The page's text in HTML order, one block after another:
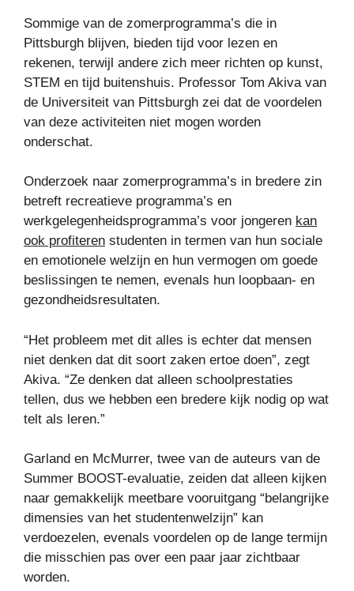
Sommige van de zomerprogramma’s die in
Pittsburgh blijven, bieden tijd voor lezen en
rekenen, terwijl andere zich meer richten op kunst,
STEM en tijd buitenshuis. Professor Tom Akiva van
de Universiteit van Pittsburgh zei dat de voordelen
van deze activiteiten niet mogen worden
onderschat.
Onderzoek naar zomerprogramma’s in bredere zin
betreft recreatieve programma’s en
werkgelegenheidsprogramma’s voor jongeren kan
ook profiteren studenten in termen van hun sociale
en emotionele welzijn en hun vermogen om goede
beslissingen te nemen, evenals hun loopbaan- en
gezondheidsresultaten.
“Het probleem met dit alles is echter dat mensen
niet denken dat dit soort zaken ertoe doen”, zegt
Akiva. “Ze denken dat alleen schoolprestaties
tellen, dus we hebben een bredere kijk nodig op wat
telt als leren.”
Garland en McMurrer, twee van de auteurs van de
Summer BOOST-evaluatie, zeiden dat alleen kijken
naar gemakkelijk meetbare vooruitgang “belangrijke
dimensies van het studentenwelzijn” kan
verdoezelen, evenals voordelen op de lange termijn
die misschien pas over een paar jaar zichtbaar
worden.